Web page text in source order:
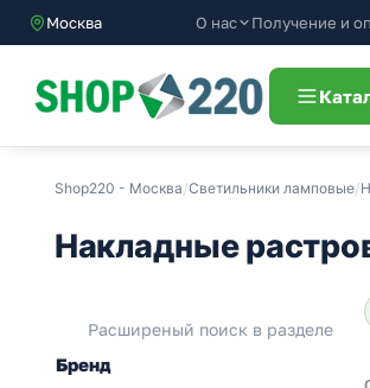
Москва О нас Получение и
Shop220 - Москва/Светильники ламповые/
Накладные
Расширеный поиск в разделе
Бренд